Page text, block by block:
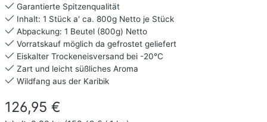
Garantierte Spitzenqualität
Inhalt: 1 Stück a' ca. 800g Netto je Stück
Abpackung: 1 Beutel (800g) Netto
Vorratskauf möglich da gefrostet geliefert
Eiskalter Trockeneisversand bei -20°C
Zart und leicht süßliches Aroma
Wildfang aus der Karibik
Regulärer Preis:
126,95 €